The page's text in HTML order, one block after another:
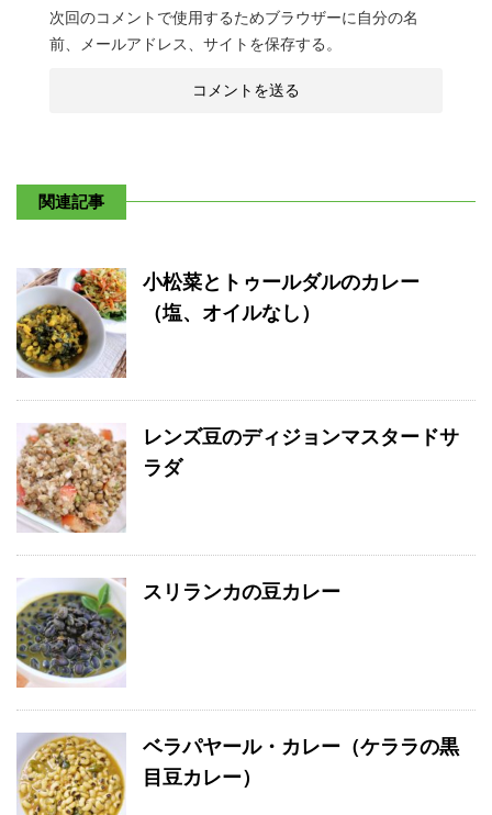
次回のコメントで使用するためブラウザーに自分の名
前、メールアドレス、サイトを保存する。
関連記事
小松菜とトゥールダルのカレー
（塩、オイルなし）
レンズ豆のディジョンマスタードサ
ラダ
スリランカの豆カレー
ベラパヤール・カレー（ケララの黒
目豆カレー）